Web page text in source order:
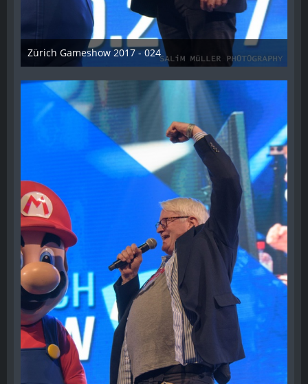
Zürich Gameshow 2017 - 024
28. Oktober 2017